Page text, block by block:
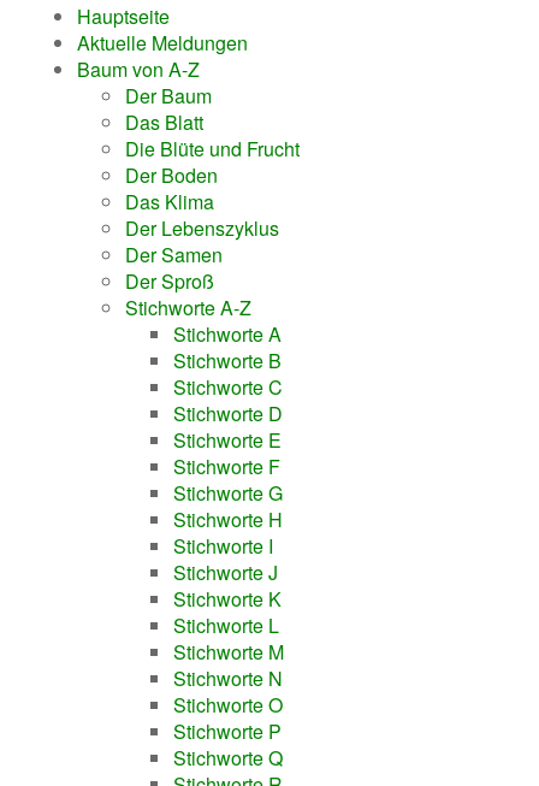
Hauptseite
Aktuelle Meldungen
Baum von A-Z
Der Baum
Das Blatt
Die Blüte und Frucht
Der Boden
Das Klima
Der Lebenszyklus
Der Samen
Der Sproß
Stichworte A-Z
Stichworte A
Stichworte B
Stichworte C
Stichworte D
Stichworte E
Stichworte F
Stichworte G
Stichworte H
Stichworte I
Stichworte J
Stichworte K
Stichworte L
Stichworte M
Stichworte N
Stichworte O
Stichworte P
Stichworte Q